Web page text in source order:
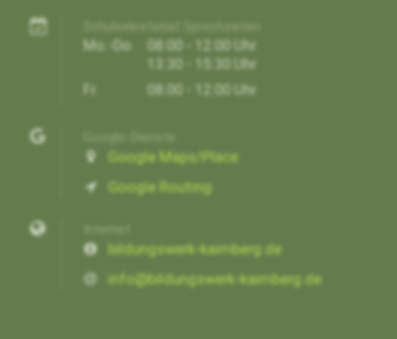
Mo.-Do.
08:00 - 12:00 Uhr
13:30 - 15:30 Uhr
Fr.
08:00 - 12:00 Uhr
Google Maps/Place
Google Routing
bildungswerk-kaimberg.de
info@bildungswerk-kaimberg.de